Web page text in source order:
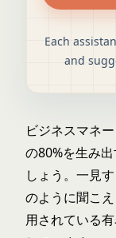
Each
and
ビジネスマネ
の80%を生み
しょう。一見
のように聞こ
用されている